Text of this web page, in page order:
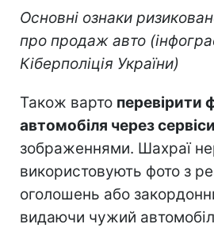
Основні ознаки
про продаж авто
Кіберполіція України)
Також варто перевірити
автомобіля через
зображеннями. Шахраї
використовують фото з
оголошень або
видаючи чужий